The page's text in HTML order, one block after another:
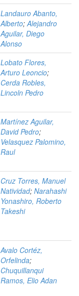
Landauro Abanto,
Alberto; Alejandro
Aguilar, Diego
Alonso
Lobato Flores,
Arturo Leoncio;
Cerda Robles,
Lincoln Pedro
Martínez Aguilar,
David Pedro;
Velasquez Palomino,
Raul
Cruz Torres, Manuel
Natividad; Narahashi
Yonashiro, Roberto
Takeshi
Avalo Cortéz,
Orfelinda;
Chuquillanqui
Ramos, Elio Adan